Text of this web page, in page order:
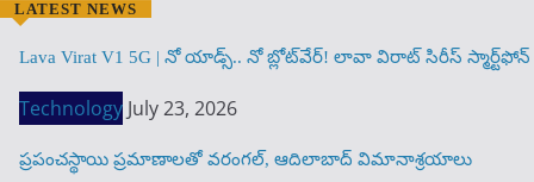
LATEST NEWS
Lava Virat V1 5G | నో యాడ్స్.. నో బ్లోట్‌వేర్! లావా విరాట్ సిరీస్ స్మార్ట్‌ఫోన్​
Technology July 23, 2026
ప్రపంచస్థాయి ప్రమాణాలతో వరంగల్, ఆదిలాబాద్ విమానాశ్రయాలు